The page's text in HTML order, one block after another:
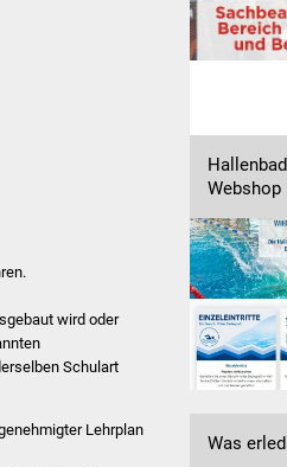
wird oder
Schulart
Lehrplan
Webshop
Was